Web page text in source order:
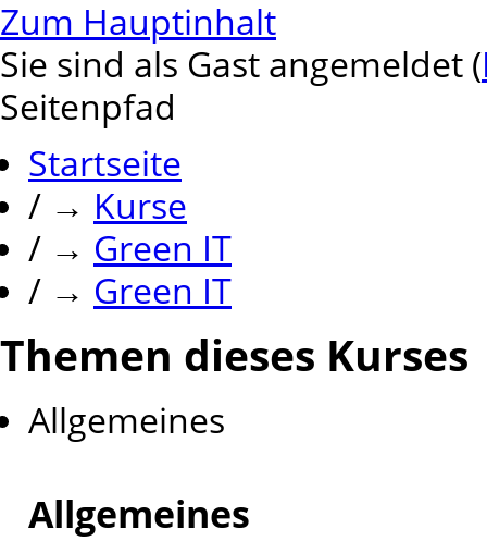
Zum Hauptinhalt
Sie sind als Gast angemeldet (
Seitenpfad
Startseite
/ → Kurse
/ → Green IT
/ → Green IT
Themen dieses Kurses
Allgemeines
Allgemeines